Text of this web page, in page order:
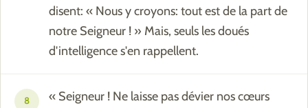
disent: « Nous y croyons: tout est de la part de
notre Seigneur ! » Mais, seuls les doués
d'intelligence s'en rappellent.
8
« Seigneur ! Ne laisse pas dévier nos cœurs